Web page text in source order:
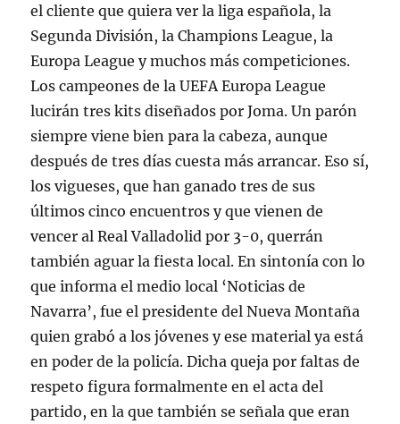
el cliente que quiera ver la liga española, la
Segunda División, la Champions League, la
Europa League y muchos más competiciones.
Los campeones de la UEFA Europa League
lucirán tres kits diseñados por Joma. Un parón
siempre viene bien para la cabeza, aunque
después de tres días cuesta más arrancar. Eso sí,
los vigueses, que han ganado tres de sus
últimos cinco encuentros y que vienen de
vencer al Real Valladolid por 3-0, querrán
también aguar la fiesta local. En sintonía con lo
que informa el medio local ‘Noticias de
Navarra’, fue el presidente del Nueva Montaña
quien grabó a los jóvenes y ese material ya está
en poder de la policía. Dicha queja por faltas de
respeto figura formalmente en el acta del
partido, en la que también se señala que eran